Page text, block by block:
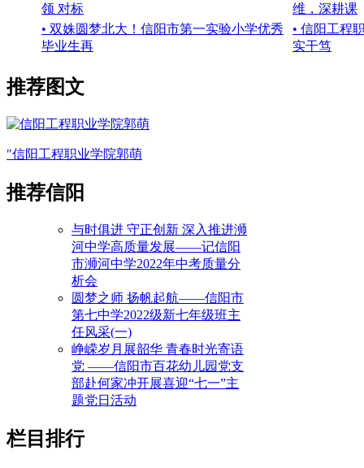
领 对标
维，深耕课
• 双姝圆梦北大！信阳市第一实验小学优秀
毕业生再
• 信阳工程
实干笃
推荐图文
"信阳工程职业学院郭萌
推荐信阳
与时俱进 守正创新 深入推进浉
河中学高质量发展——记信阳
市浉河中学2022年中考质量分
析会
圆梦之师 扬帆起航——信阳市
第七中学2022级新七年级班主
任风采(一)
峥嵘岁月展韶华 青春时光寄语
党 ——信阳市百花幼儿园党支
部赴何家冲开展喜迎“七一”主
题党日活动
栏目排行